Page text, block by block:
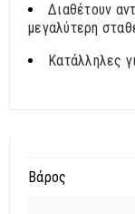
Διαθέτουν
μεγαλύτερη
Κατάλληλες
Βάρος